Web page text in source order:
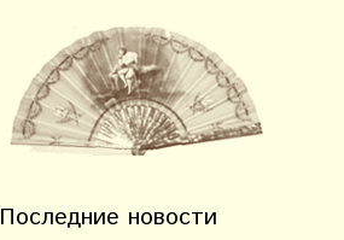
Последние новости